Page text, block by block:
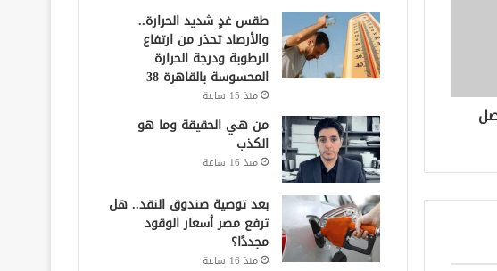
طقس غدٍ شديد الحرارة..
والأرصاد تحذر من ارتفاع
الرطوبة ودرجة الحرارة
المحسوسة بالقاهرة 38
منذ 15 ساعة
من هي الحقيقة وما هو
الكذب
منذ 16 ساعة
بعد توصية صندوق النقد.. هل
ترفع مصر أسعار الوقود
مجددًا؟
منذ 16 ساعة